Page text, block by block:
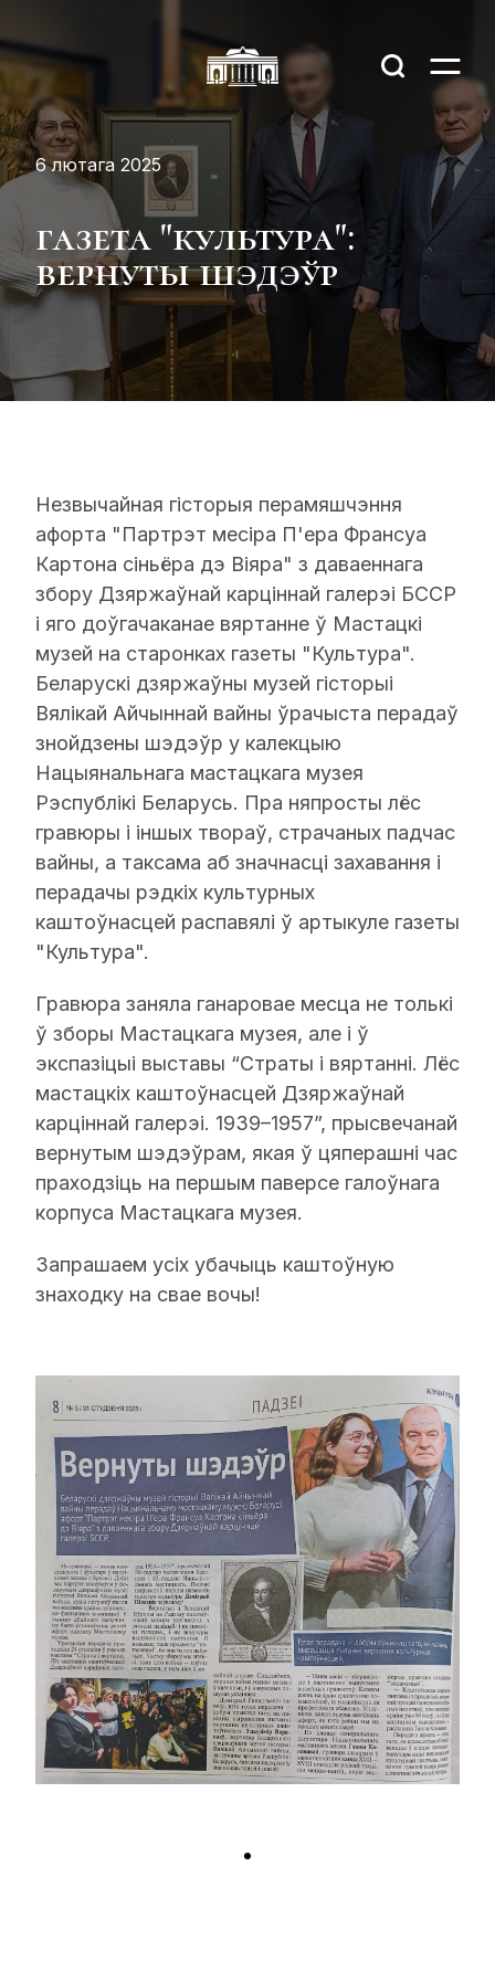
6 лютага 2025
газета "культура":
вернуты шэдэўр
Незвычайная гісторыя перамяшчэння
афорта "Партрэт месіра П'ера Франсуа
Картона сіньёра дэ Віяра" з даваеннага
збору Дзяржаўнай карціннай галерэі БССР
і яго доўгачаканае вяртанне ў Мастацкі
музей на старонках газеты "Культура".
Беларускі дзяржаўны музей гісторыі
Вялікай Айчыннай вайны ўрачыста перадаў
знойдзены шэдэўр у калекцыю
Нацыянальнага мастацкага музея
Рэспублікі Беларусь. Пра няпросты лёс
гравюры і іншых твораў, страчаных падчас
вайны, а таксама аб значнасці захавання і
перадачы рэдкіх культурных
каштоўнасцей распавялі ў артыкуле газеты
"Культура".
Гравюра заняла ганаровае месца не толькі
ў зборы Мастацкага музея, але і ў
экспазіцыі выставы “Страты і вяртанні. Лёс
мастацкіх каштоўнасцей Дзяржаўнай
карціннай галерэі. 1939–1957”, прысвечанай
вернутым шэдэўрам, якая ў цяперашні час
праходзіць на першым паверсе галоўнага
корпуса Мастацкага музея.
Запрашаем усіх убачыць каштоўную
знаходку на свае вочы!